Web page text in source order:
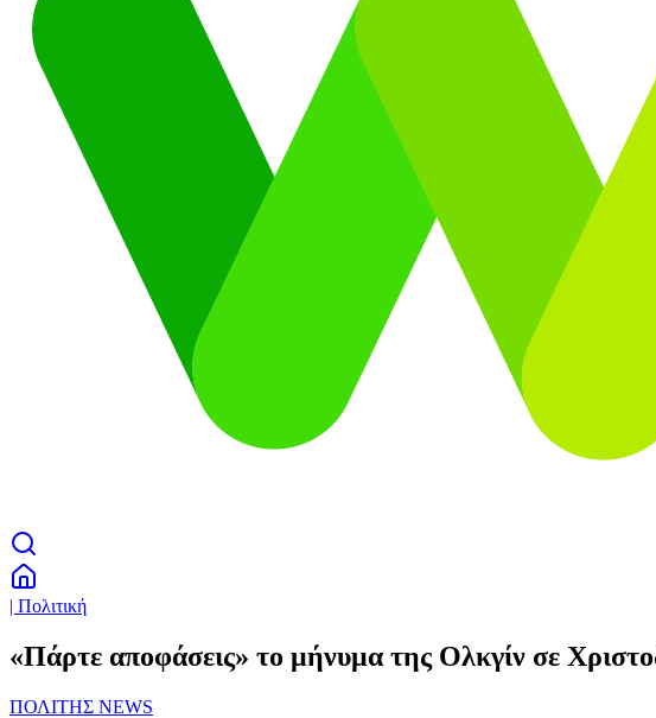
| Πολιτική
«Πάρτε αποφάσεις» το μήνυμα της Ολκγίν σε
ΠΟΛΙΤΗΣ NEWS